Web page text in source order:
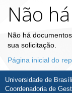
Não
Não há
sua solicitação.
Página inicial do
Universidade de
Coordenadoria de